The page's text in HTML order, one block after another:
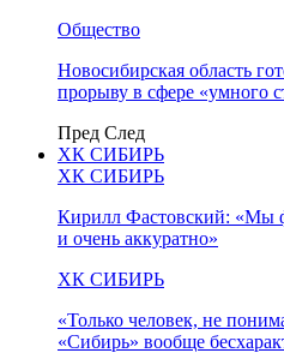
Общество
Новосибирская область
прорыву в сфере «умного
Пред След
ХК СИБИРЬ
ХК СИБИРЬ
Кирилл Фастовский: «Мы
и очень аккуратно»
ХК СИБИРЬ
«Только человек, не
«Сибирь» вообще